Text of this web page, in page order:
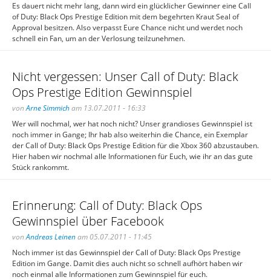
Es dauert nicht mehr lang, dann wird ein glücklicher Gewinner eine Call
of Duty: Black Ops Prestige Edition mit dem begehrten Kraut Seal of
Approval besitzen. Also verpasst Eure Chance nicht und werdet noch
schnell ein Fan, um an der Verlosung teilzunehmen.
Nicht vergessen: Unser Call of Duty: Black
Ops Prestige Edition Gewinnspiel
vonArne Simmicham 13.07.2011 - 16:33
Wer will nochmal, wer hat noch nicht? Unser grandioses Gewinnspiel ist
noch immer in Gange; Ihr hab also weiterhin die Chance, ein Exemplar
der Call of Duty: Black Ops Prestige Edition für die Xbox 360 abzustauben.
Hier haben wir nochmal alle Informationen für Euch, wie ihr an das gute
Stück rankommt.
Erinnerung: Call of Duty: Black Ops
Gewinnspiel über Facebook
vonAndreas Leinenam 05.07.2011 - 11:45
Noch immer ist das Gewinnspiel der Call of Duty: Black Ops Prestige
Edition im Gange. Damit dies auch nicht so schnell aufhört haben wir
noch einmal alle Informationen zum Gewinnspiel für euch.